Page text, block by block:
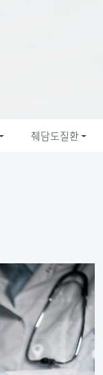
췌담도질환